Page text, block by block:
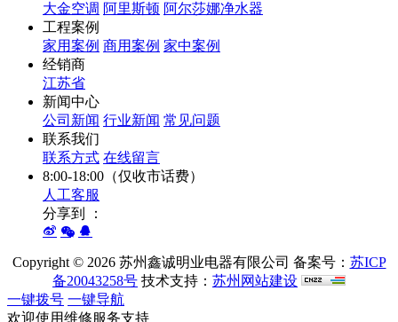
大金空调 阿里斯顿 阿尔莎娜净水器
工程案例
家用案例 商用案例 家中案例
经销商
江苏省
新闻中心
公司新闻 行业新闻 常见问题
联系我们
联系方式 在线留言
8:00-18:00（仅收市话费）
人工客服
分享到 ：
Copyright © 2026 苏州鑫诚明业电器有限公司 备案号： 苏ICP
备20043258号 技术支持： 苏州网站建设
一键拨号 一键导航
欢迎使用维修服务支持